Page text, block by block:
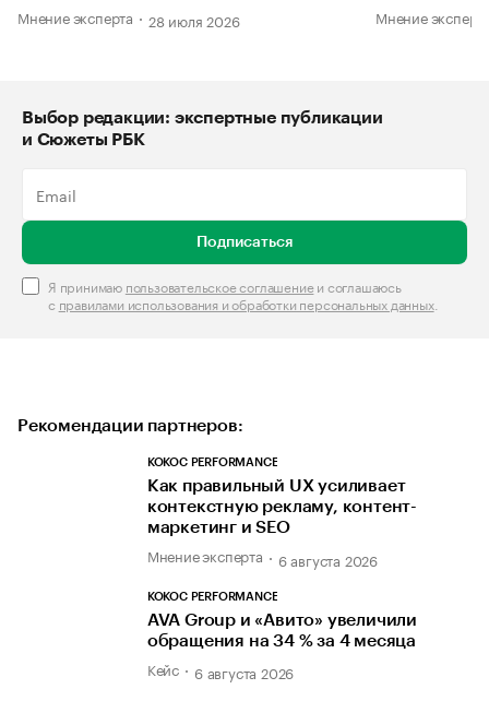
Мнение эксперта
28 июля 2026
Мнение
Выбор редакции: экспертные публикации
и Сюжеты РБК
Подписаться
Я принимаю пользовательское соглашениеи соглашаюсь
с правилами использования и обработки персональных данных.
Рекомендации партнеров:
KOKOC PERFORMANCE
Как правильный UX усиливает
контекстную рекламу, контент-
маркетинг и SEO
Мнение эксперта 6 августа 2026
KOKOC PERFORMANCE
AVA Group и «Авито» увеличили
обращения на 34 % за 4 месяца
Кейс 6 августа 2026